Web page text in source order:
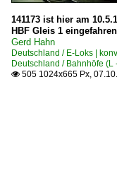
141173 ist hier am
HBF Gleis 1
Gerd Hahn
Deutschland / E-Loks |
Deutschland / Bahnhöfe (L
 505 1024x665 Px,